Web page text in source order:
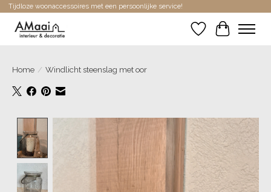
Tijdloze woonaccessoires met een persoonlijke service!
Verlanglijst
Home / Windlicht steenslag met oor
Product image slideshow Items